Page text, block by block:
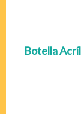
Botella